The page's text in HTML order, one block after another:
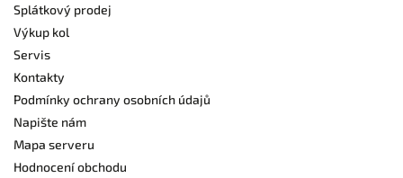
Splátkový prodej
Výkup kol
Servis
Kontakty
Podmínky ochrany osobních údajů
Napište nám
Mapa serveru
Hodnocení obchodu